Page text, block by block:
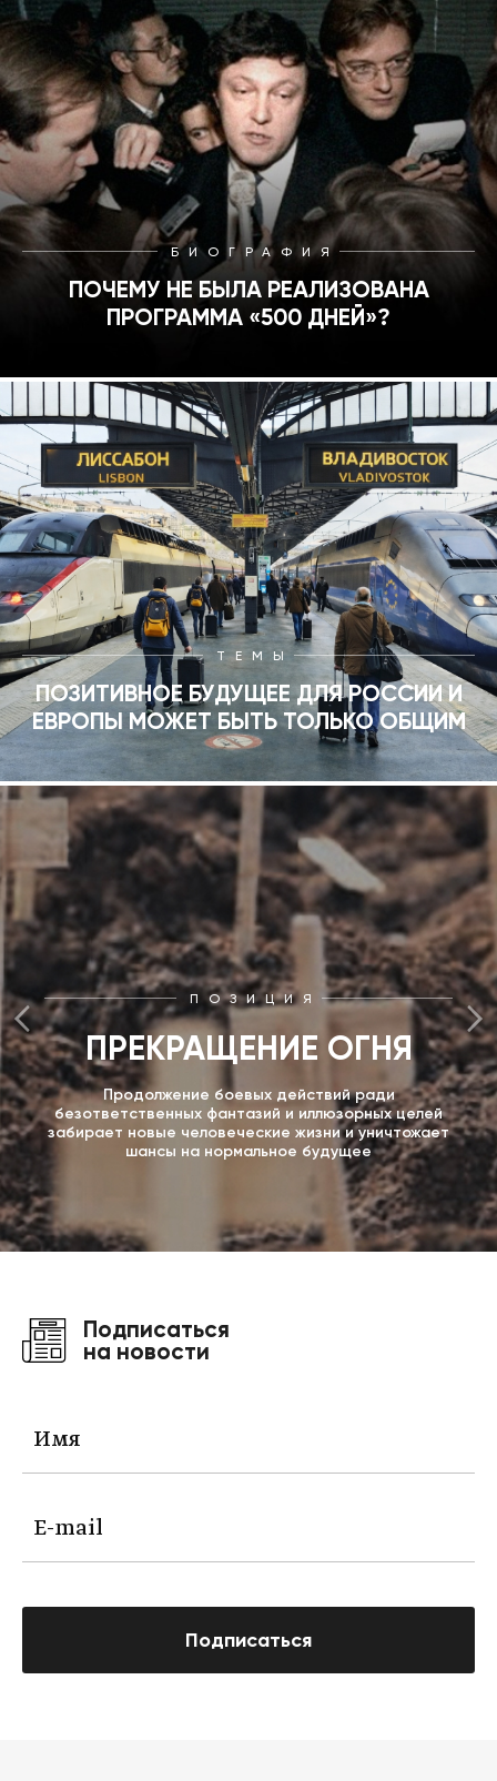
БИОГРАФИЯ
ПОЧЕМУ НЕ БЫЛА РЕАЛИЗОВАНА
ПРОГРАММА «500 ДНЕЙ»?
ТЕМЫ
ПОЗИТИВНОЕ БУДУЩЕЕ ДЛЯ РОССИИ И
ЕВРОПЫ МОЖЕТ БЫТЬ ТОЛЬКО ОБЩИМ
ПОЗИЦИЯ
ПРЕКРАЩЕНИЕ ОГНЯ
Продолжение боевых действий ради
безответственных фантазий и иллюзорных целей
забирает новые человеческие жизни и уничтожает
шансы на нормальное будущее
Подписаться
на новости
Подписаться